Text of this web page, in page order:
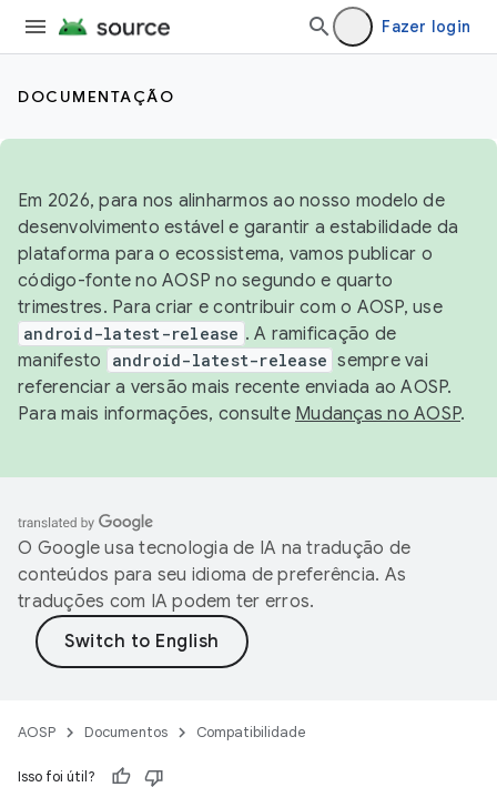
Fazer login
DOCUMENTAÇÃO
Em 2026, para nos alinharmos ao nosso modelo de
desenvolvimento estável e garantir a estabilidade da
plataforma para o ecossistema, vamos publicar o
código-fonte no AOSP no segundo e quarto
trimestres. Para criar e contribuir com o AOSP, use
android-latest-release . A ramificação de
manifesto
android-latest-release sempre vai
referenciar a versão mais recente enviada ao AOSP.
Para mais informações, consulte Mudanças no AOSP.
O Google usa tecnologia de IA na tradução de
conteúdos para seu idioma de preferência. As
traduções com IA podem ter erros.
AOSP Documentos Compatibilidade
Isso foi útil?